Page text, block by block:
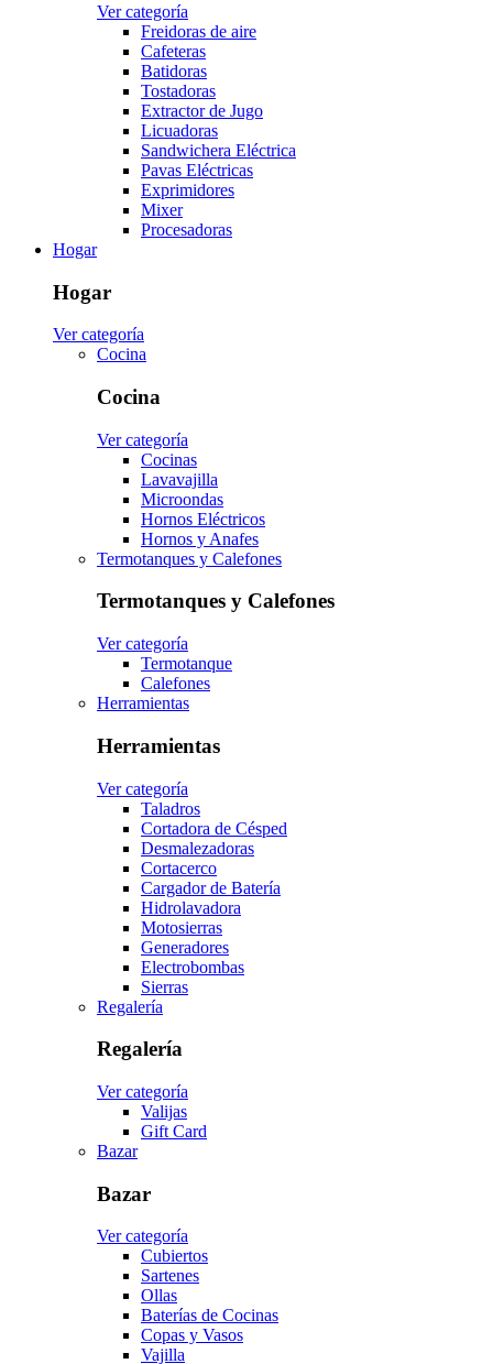
Ver categoría
Freidoras de aire
Cafeteras
Batidoras
Tostadoras
Extractor de Jugo
Licuadoras
Sandwichera Eléctrica
Pavas Eléctricas
Exprimidores
Mixer
Procesadoras
Hogar
Hogar
Ver categoría
Cocina
Cocina
Ver categoría
Cocinas
Lavavajilla
Microondas
Hornos Eléctricos
Hornos y Anafes
Termotanques y Calefones
Termotanques y Calefones
Ver categoría
Termotanque
Calefones
Herramientas
Herramientas
Ver categoría
Taladros
Cortadora de Césped
Desmalezadoras
Cortacerco
Cargador de Batería
Hidrolavadora
Motosierras
Generadores
Electrobombas
Sierras
Regalería
Regalería
Ver categoría
Valijas
Gift Card
Bazar
Bazar
Ver categoría
Cubiertos
Sartenes
Ollas
Baterías de Cocinas
Copas y Vasos
Vajilla